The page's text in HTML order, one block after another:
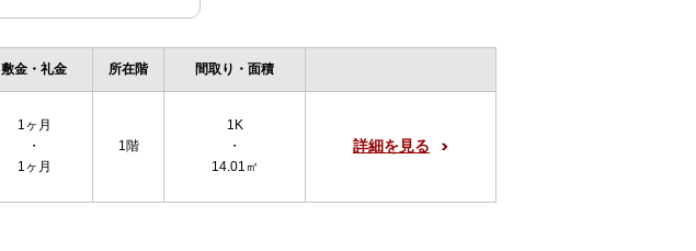
敷金・礼金 所在階 間取り・面積
1ヶ月
・
1ヶ月
1階
1K
・
14.01㎡
詳細を見る